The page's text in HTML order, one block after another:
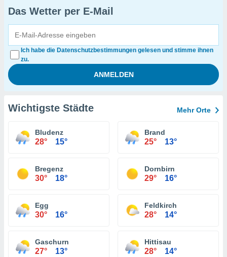
Das Wetter per E-Mail
Ich habe die Datenschutzbestimmungen gelesen und stimme ihnen
zu.
Wichtigste Städte Mehr Orte
Bludenz
28° 15°
Brand
25° 13°
Bregenz
30° 18°
Dornbirn
29° 16°
Egg
30° 16°
Feldkirch
28° 14°
Gaschurn
27° 13°
Hittisau
28° 14°